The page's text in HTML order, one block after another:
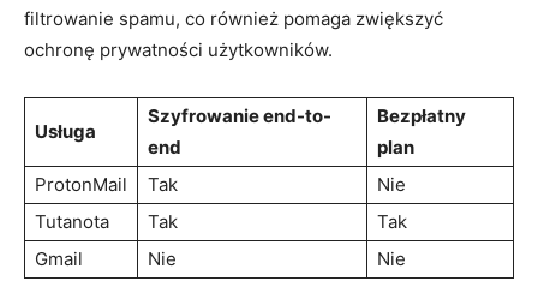
filtrowanie spamu, co również pomaga zwiększyć
ochronę prywatności użytkowników.
Usługa
Szyfrowanie end-to-
end
Bezpłatny
plan
ProtonMail
Tak
Nie
Tutanota
Tak
Tak
Gmail
Nie Nie